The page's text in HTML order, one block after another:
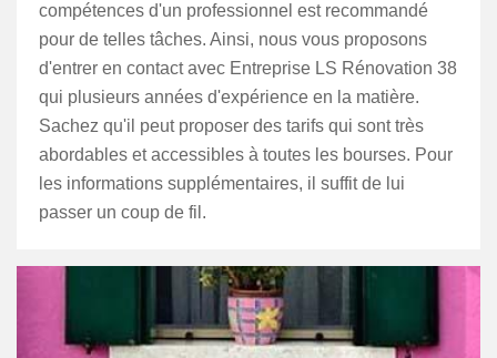
compétences d'un professionnel est recommandé
pour de telles tâches. Ainsi, nous vous proposons
d'entrer en contact avec Entreprise LS Rénovation 38
qui plusieurs années d'expérience en la matière.
Sachez qu'il peut proposer des tarifs qui sont très
abordables et accessibles à toutes les bourses. Pour
les informations supplémentaires, il suffit de lui
passer un coup de fil.